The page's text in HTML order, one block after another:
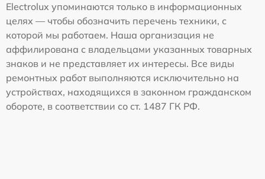
Electrolux упоминаются только в информационных
целях — чтобы обозначить перечень техники, с
которой мы работаем. Наша организация не
аффилирована с владельцами указанных товарных
знаков и не представляет их интересы. Все виды
ремонтных работ выполняются исключительно на
устройствах, находящихся в законном гражданском
обороте, в соответствии со ст. 1487 ГК РФ.